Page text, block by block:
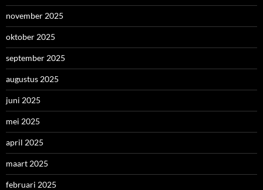
november 2025
oktober 2025
september 2025
augustus 2025
juni 2025
mei 2025
april 2025
maart 2025
februari 2025